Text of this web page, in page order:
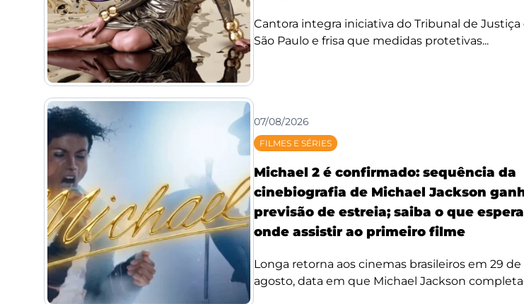
Cantora integra iniciativa do Tribunal de Justiça
São Paulo e frisa que medidas protetivas...
07/08/2026
FILMES E SÉRIES
Michael 2 é confirmado: sequência da
cinebiografia de Michael Jackson
previsão de estreia; saiba o que
onde assistir ao primeiro filme
Longa retorna aos cinemas brasileiros em 29 de
agosto, data em que Michael Jackson